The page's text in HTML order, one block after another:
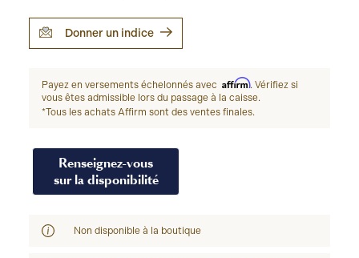
Donner un indice
Payez en versements échelonnés avec Affirm. Vérifiez si
vous êtes admissible lors du passage à la caisse.
*Tous les achats Affirm sont des ventes finales.
Renseignez-vous
sur la disponibilité
Non disponible à la boutique